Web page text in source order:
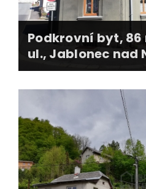
Podkrovní byt,
ul., Jablonec nad
profi foto, web
pudorysy
vystěhování
kooperace
předání bytu, zajištění